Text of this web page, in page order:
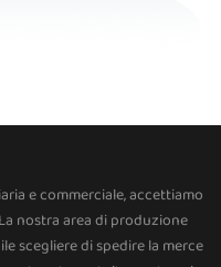
e commerciale, accettiamo
nostra area di produzione
scegliere di spedire la merce